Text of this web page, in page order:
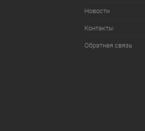
Новости
Контакты
Обратная связь